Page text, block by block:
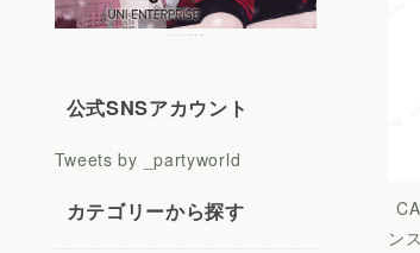
ン
公式SNSアカウント
Tweets by _partyworld
カテゴリーから探す